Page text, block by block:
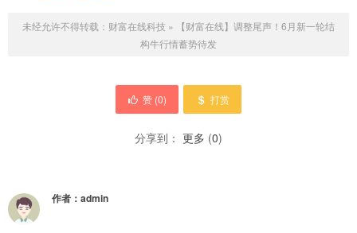
未经允许不得转载： 财富在线科技 »
【财富在线】调整尾声！6月新一轮结
构牛行情蓄势待发
赞 (0) 打赏
分享到： 更多 (0)
作者： admin